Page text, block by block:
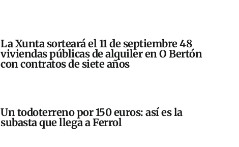
La Xunta sorteará el 11 de septiembre 48
viviendas públicas de alquiler en O Bertón
con contratos de siete años
Un todoterreno por 150 euros: así es la
subasta que llega a Ferrol